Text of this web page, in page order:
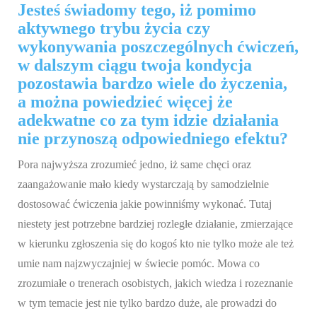
Jesteś świadomy tego, iż pomimo
aktywnego trybu życia czy
wykonywania poszczególnych ćwiczeń,
w dalszym ciągu twoja kondycja
pozostawia bardzo wiele do życzenia,
a można powiedzieć więcej że
adekwatne co za tym idzie działania
nie przynoszą odpowiedniego efektu?
Pora najwyższa zrozumieć jedno, iż same chęci oraz
zaangażowanie mało kiedy wystarczają by samodzielnie
dostosować ćwiczenia jakie powinniśmy wykonać. Tutaj
niestety jest potrzebne bardziej rozległe działanie, zmierzające
w kierunku zgłoszenia się do kogoś kto nie tylko może ale też
umie nam najzwyczajniej w świecie pomóc. Mowa co
zrozumiałe o trenerach osobistych, jakich wiedza i rozeznanie
w tym temacie jest nie tylko bardzo duże, ale prowadzi do